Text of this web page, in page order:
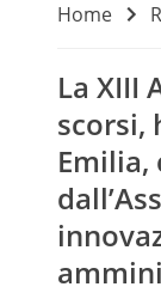
Home
La XIII
scorsi,